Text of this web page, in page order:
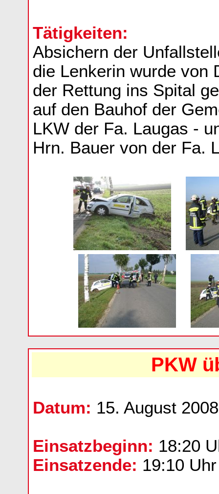
Tätigkeiten:
Absichern der
die Lenkerin wurde von
der Rettung ins Spital
auf den Bauhof der
LKW der Fa. Laugas -
Hrn. Bauer von der Fa.
PKW
Datum: 15. August 2008
Einsatzbeginn: 18:20
Einsatzende: 19:10 Uhr